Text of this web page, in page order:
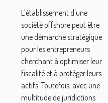
votre société
offshore
L'établissement d'une
société offshore peut être
une démarche stratégique
pour les entrepreneurs
cherchant à optimiser leur
fiscalité et à protéger leurs
actifs. Toutefois, avec une
multitude de juridictions